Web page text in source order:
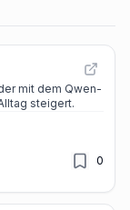
mit dem Qwen-
steigert.
0